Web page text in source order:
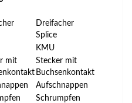
Dreifacher
Splice
KMU
mit
Stecker mit
Buchsenkontakt
Aufschnappen
Schrumpfen